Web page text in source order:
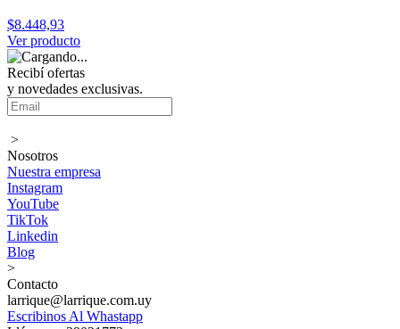
$8.448,93
Ver producto
Recibí ofertas
y novedades exclusivas.
>
Nosotros
Nuestra empresa
Instagram
YouTube
TikTok
Linkedin
Blog
>
Contacto
larrique@larrique.com.uy
Escribinos Al Whastapp